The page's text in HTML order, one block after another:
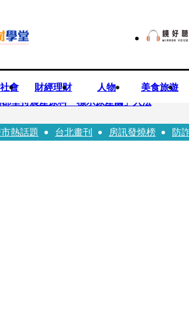
會 財經理財 人物 美食旅遊
堅持農產原料「標示原產國」入法
夜市小吃店把簽名塗掉 沈伯洋：舉雙手
熱話題 台北畫刊 房訊發燒榜 防